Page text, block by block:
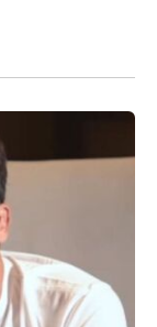
Câmara
e
a turma
maioria